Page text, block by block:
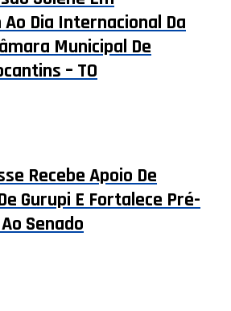
Dia Internacional Da
Municipal De
– TO
Recebe Apoio De
Gurupi E Fortalece Pré-
Senado